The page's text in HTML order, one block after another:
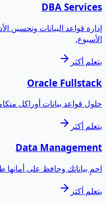
DBA Services
إدارة قواعد البيانات وتحسين
الأسبوع.
يتعلم أكثر
Oracle Fullstack
حلول قواعد بيانات أوراكل
يتعلم أكثر
Data Management
احمِ بياناتك وحافظ على أمانها
يتعلم أكثر